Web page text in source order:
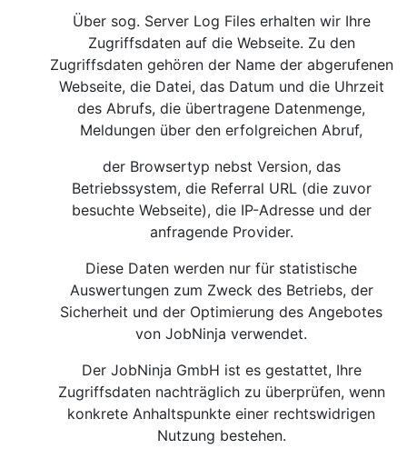
Über sog. Server Log Files erhalten wir Ihre
Zugriffsdaten auf die Webseite. Zu den
Zugriffsdaten gehören der Name der abgerufenen
Webseite, die Datei, das Datum und die Uhrzeit
des Abrufs, die übertragene Datenmenge,
Meldungen über den erfolgreichen Abruf,
der Browsertyp nebst Version, das
Betriebssystem, die Referral URL (die zuvor
besuchte Webseite), die IP-Adresse und der
anfragende Provider.
Diese Daten werden nur für statistische
Auswertungen zum Zweck des Betriebs, der
Sicherheit und der Optimierung des Angebotes
von JobNinja verwendet.
Der JobNinja GmbH ist es gestattet, Ihre
Zugriffsdaten nachträglich zu überprüfen, wenn
konkrete Anhaltspunkte einer rechtswidrigen
Nutzung bestehen.